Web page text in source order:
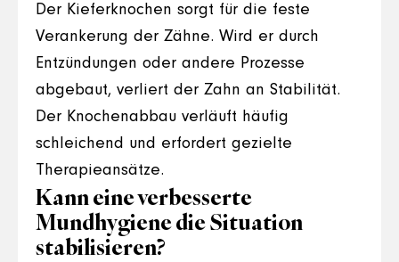
Der Kieferknochen sorgt für die feste
Verankerung der Zähne. Wird er durch
Entzündungen oder andere Prozesse
abgebaut, verliert der Zahn an Stabilität.
Der Knochenabbau verläuft häufig
schleichend und erfordert gezielte
Therapieansätze.
Kann eine verbesserte
Mundhygiene die Situation
stabilisieren?